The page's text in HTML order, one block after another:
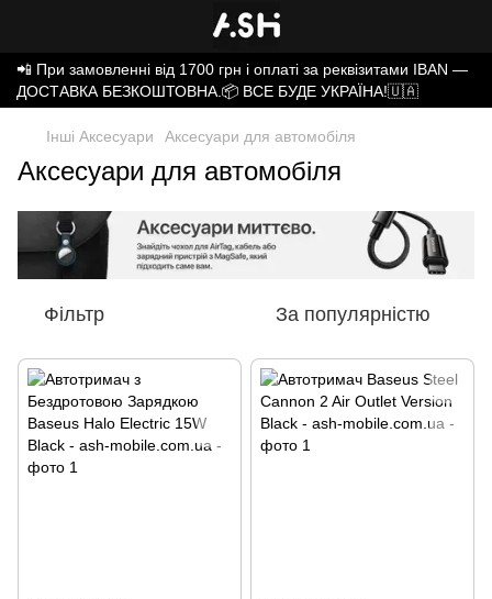
📲 При замовленні від 1700 грн і оплаті за реквізитами IBAN —
ДОСТАВКА БЕЗКОШТОВНА.📦 ВСЕ БУДЕ УКРАЇНА!🇺🇦
Інші Аксесуари Аксесуари для автомобіля
Аксесуари для автомобіля
Фільтр За популярністю